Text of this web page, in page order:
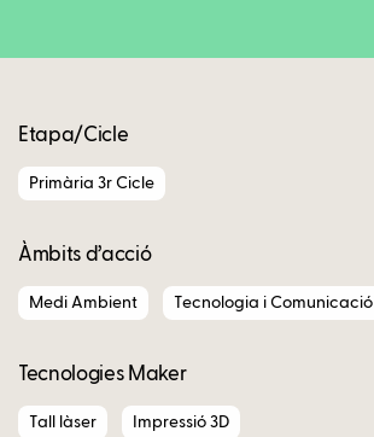
Etapa/Cicle
Primària 3r Cicle
Àmbits d’acció
Medi Ambient Tecnologia i Comunicació
Tecnologies Maker
Tall làser Impressió 3D